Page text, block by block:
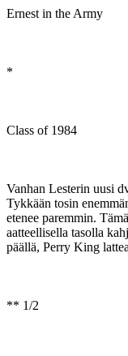
Ernest in the Army
*
Class of 1984
Vanhan Lesterin uusi
Tykkään tosin
etenee paremmin.
aatteellisella tasolla
päällä, Perry King
** 1/2